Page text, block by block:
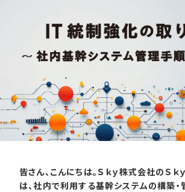
皆さん、こんにちは。Ｓｋｙ株式会社のＳｋ
は、社内で利用する基幹システムの構築・